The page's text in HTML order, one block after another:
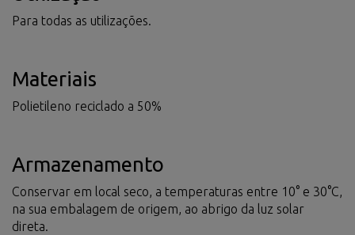
Para todas as utilizações.
Materiais
Polietileno reciclado a 50%
Armazenamento
Conservar em local seco, a temperaturas entre 10° e 30°C,
na sua embalagem de origem, ao abrigo da luz solar
direta.